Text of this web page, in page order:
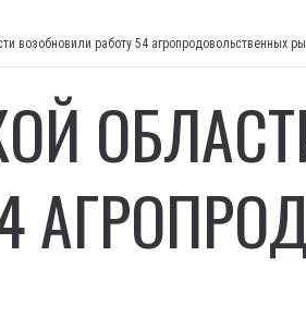
возобновили работу 54 агропродовольственных